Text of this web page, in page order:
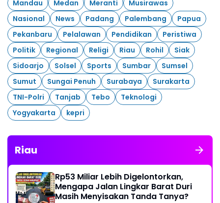
Mandau Medan Meranti
Musirawas
Nasional
News Padang Palembang
Papua
Pekanbaru
Pelalawan Pendidikan
Peristiwa
Politik
Regional Religi Riau Rohil
Siak
Sidoarjo
Solsel Sports Sumbar
Sumsel
Sumut
Sungai Penuh Surabaya
Surakarta
TNI-Polri
Tanjab Tebo
Teknologi
Yogyakarta
kepri
Riau
Rp53 Miliar Lebih Digelontorkan,
Mengapa Jalan Lingkar Barat Duri
Masih Menyisakan Tanda Tanya?